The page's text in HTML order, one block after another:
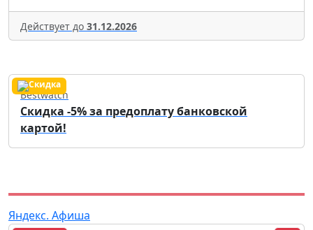
Действует до 31.12.2026
Bestwatch
Скидка -5% за предоплату банковской
картой!
Яндекс. Афиша